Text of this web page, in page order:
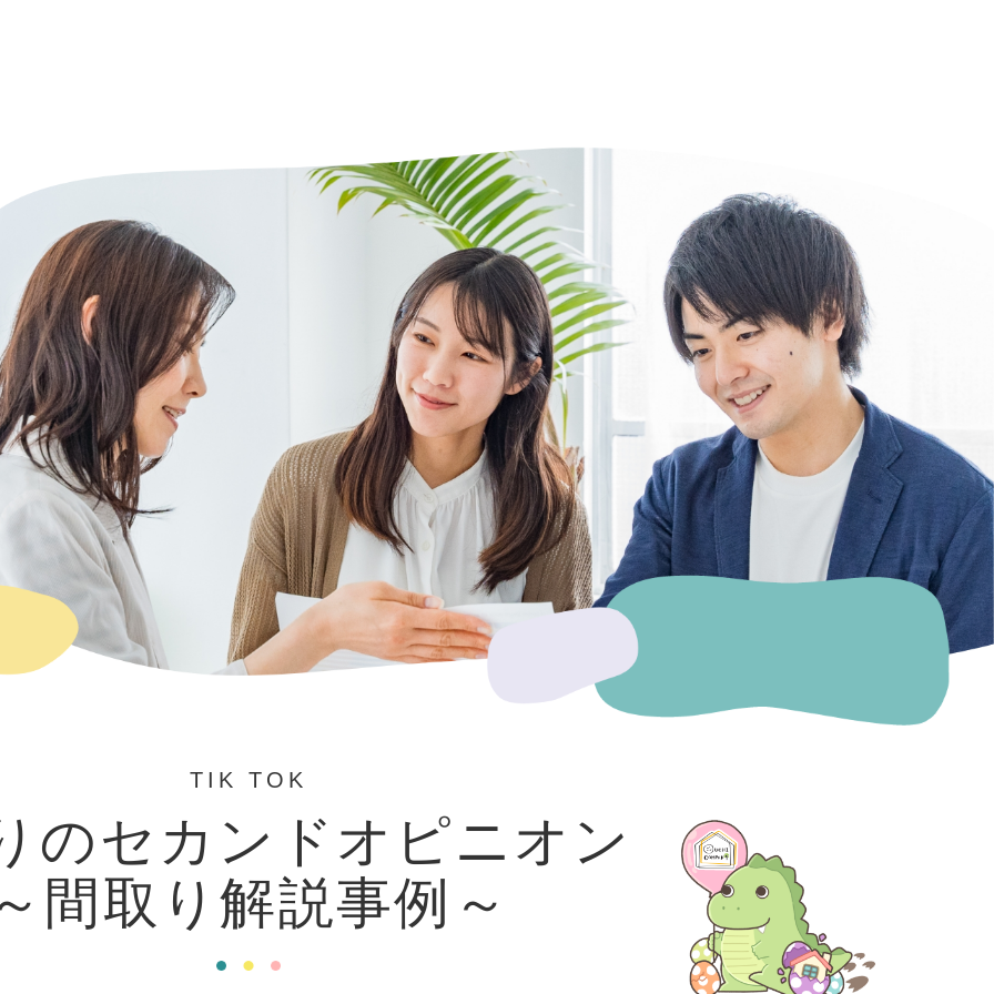
TIK TOK
のセカンドオピニオン
間取り解説事例～